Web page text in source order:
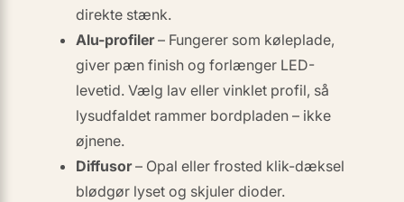
direkte stænk.
Alu-profiler– Fungerer som køle­plade,
giver pæn finish og forlænger LED-
levetid. Vælg lav eller vinklet profil, så
lysudfaldet rammer bordpladen – ikke
øjnene.
Diffusor– Opal eller frosted klik-dæksel
blødgør lyset og skjuler dioder.